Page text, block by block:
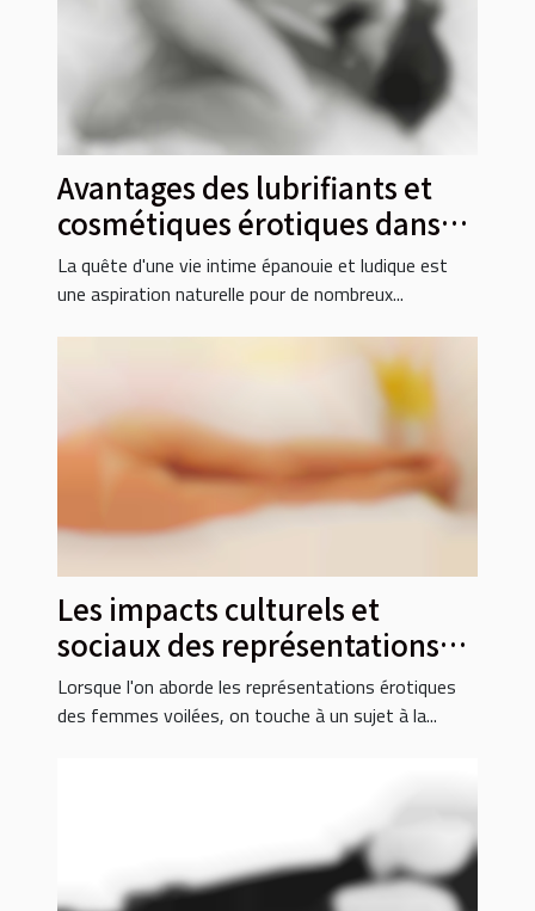
Avantages des lubrifiants et
cosmétiques érotiques dans
les jeux intimes
La quête d'une vie intime épanouie et ludique est
une aspiration naturelle pour de nombreux...
Les impacts culturels et
sociaux des représentations
érotiques des femmes voilées
Lorsque l'on aborde les représentations érotiques
des femmes voilées, on touche à un sujet à la...